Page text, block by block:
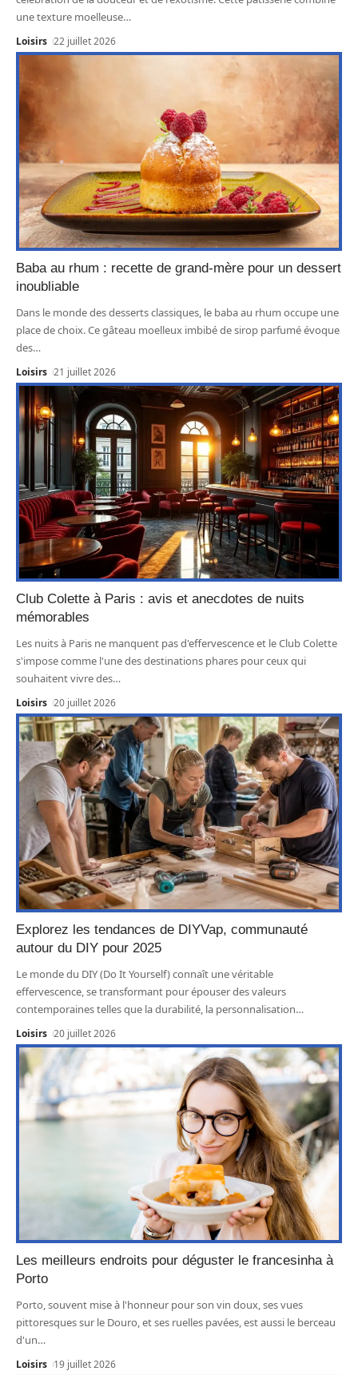
une texture moelleuse…
Loisirs 22 juillet 2026
Baba au rhum : recette de grand-mère pour un dessert
inoubliable
Dans le monde des desserts classiques, le baba au rhum occupe une
place de choix. Ce gâteau moelleux imbibé de sirop parfumé évoque
des…
Loisirs 21 juillet 2026
Club Colette à Paris : avis et anecdotes de nuits
mémorables
Les nuits à Paris ne manquent pas d'effervescence et le Club Colette
s'impose comme l'une des destinations phares pour ceux qui
souhaitent vivre des…
Loisirs 20 juillet 2026
Explorez les tendances de DIYVap, communauté
autour du DIY pour 2025
Le monde du DIY (Do It Yourself) connaît une véritable
effervescence, se transformant pour épouser des valeurs
contemporaines telles que la durabilité, la personnalisation…
Loisirs 20 juillet 2026
Les meilleurs endroits pour déguster le francesinha à
Porto
Porto, souvent mise à l'honneur pour son vin doux, ses vues
pittoresques sur le Douro, et ses ruelles pavées, est aussi le berceau
d'un…
Loisirs 19 juillet 2026